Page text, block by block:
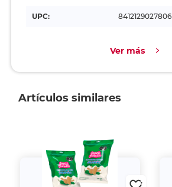
UPC: 8412129027806
Ver más
Artículos similares